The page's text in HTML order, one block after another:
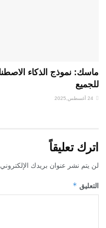
للجميع
اترك تعليقاً
لن يتم نشر عنوان بريدك الإلكتروني.
التعليق *